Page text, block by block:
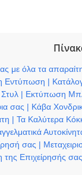
με όλα τα
Εντύπωση |
Στυλ | Εκτύπωση
σας | Κάβα
| Τα Καλύτερα
σας |
της Επιχείρησής